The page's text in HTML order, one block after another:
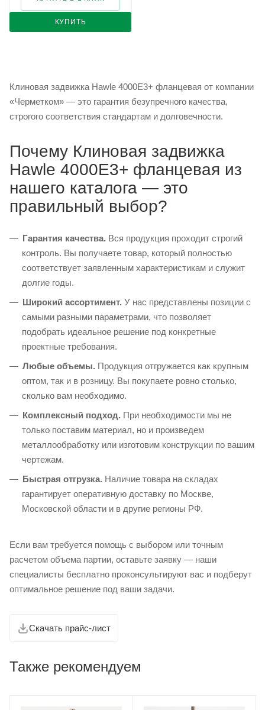
КУПИТЬ
Клиновая задвижка Hawle 4000E3+ фланцевая от компании
«Черметком» — это гарантия безупречного качества,
строгого соответствия стандартам и долговечности.
Почему Клиновая задвижка
Hawle 4000E3+ фланцевая из
нашего каталога — это
правильный выбор?
Гарантия качества. Вся продукция проходит строгий
контроль. Вы получаете товар, который полностью
соответствует заявленным характеристикам и служит
долгие годы.
Широкий ассортимент. У нас представлены позиции с
самыми разными параметрами, что позволяет
подобрать идеальное решение под конкретные
проектные требования.
Любые объемы. Продукция отгружается как крупным
оптом, так и в розницу. Вы покупаете ровно столько,
сколько вам необходимо.
Комплексный подход. При необходимости мы не
только поставим материал, но и произведем
металлообработку или изготовим конструкции по вашим
чертежам.
Быстрая отгрузка. Наличие товара на складах
гарантирует оперативную доставку по Москве,
Московской области и в другие регионы РФ.
Если вам требуется помощь с выбором или точным
расчетом объема партии, оставьте заявку — наши
специалисты бесплатно проконсультируют вас и подберут
оптимальное решение под ваши задачи.
Скачать прайс-лист
Также рекомендуем